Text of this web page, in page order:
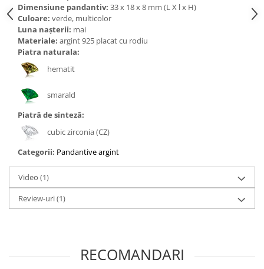
Dimensiune pandantiv: 33 x 18 x 8 mm (L X l x H)
Culoare: verde, multicolor
Luna nașterii: mai
Materiale: argint 925 placat cu rodiu
Piatra naturala:
hematit
smarald
Piatră de sinteză:
cubic zirconia (CZ)
Categorii: Pandantive argint
Video (1)
Review-uri(1)
RECOMANDARI